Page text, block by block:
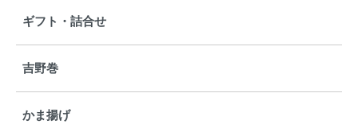
ギフト・詰合せ
吉野巻
かま揚げ